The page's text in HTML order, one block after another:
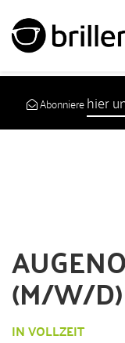
Abonnierehier
(M/W/
IN VOLLZEIT